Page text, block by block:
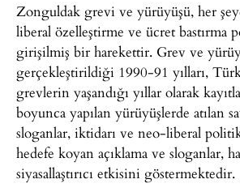
Zonguldak grevi ve yürüyüşü, her
liberal özelleştirme ve ücret bastırma
girişilmiş bir harekettir. Grev ve
gerçekleştirildiği 1990-91 yılları,
grevlerin yaşandığı yıllar olarak
boyunca yapılan yürüyüşlerde atılan
sloganlar, iktidarı ve neo-liberal
hedefe koyan açıklama ve sloganlar,
siyasallaştırıcı etkisini göstermektedir.